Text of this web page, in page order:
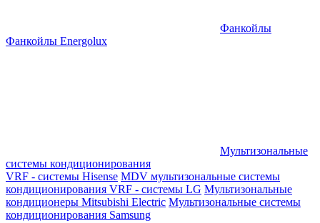
Фанкойлы
Фанкойлы Energolux
Мультизональные
системы кондиционирования
VRF - системы Hisense MDV мультизональные системы
кондиционирования VRF - системы LG Мультизональные
кондиционеры Mitsubishi Electric Мультизональные системы
кондиционирования Samsung